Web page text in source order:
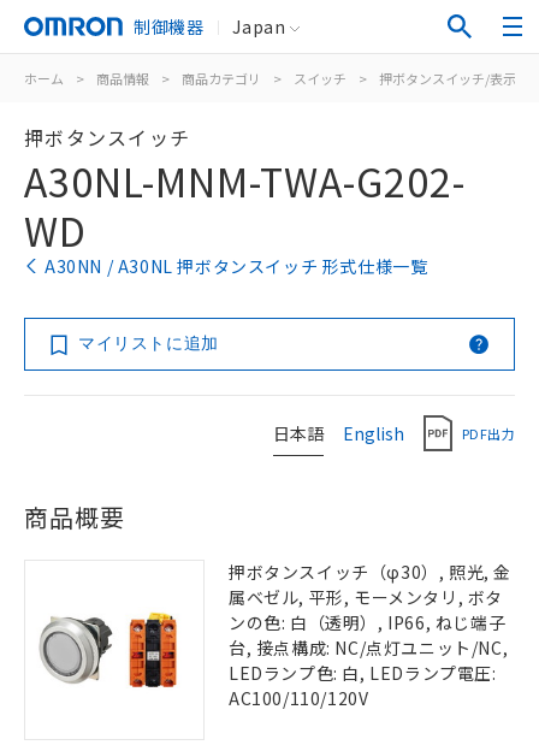
制御機器 Japan
ホーム > 商品情報 > 商品カテゴリ > スイッチ > 押ボタンスイッチ/表示灯
押ボタンスイッチ
A30NL-MNM-TWA-G202-
WD
A30NN / A30NL 押ボタンスイッチ 形式仕様一覧
マイリストに追加
日本語 English PDF出力
商品概要
押ボタンスイッチ（φ30）, 照光, 金
属ベゼル, 平形, モーメンタリ, ボタ
ンの色: 白（透明）, IP66, ねじ端子
台, 接点構成: NC/点灯ユニット/NC,
LEDランプ色: 白, LEDランプ電圧:
AC100/110/120V